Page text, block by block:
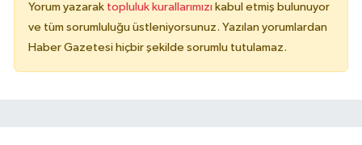
Yorum yazarak topluluk kurallarımızı kabul etmiş bulunuyor
ve tüm sorumluluğu üstleniyorsunuz. Yazılan yorumlardan
Haber Gazetesi hiçbir şekilde sorumlu tutulamaz.